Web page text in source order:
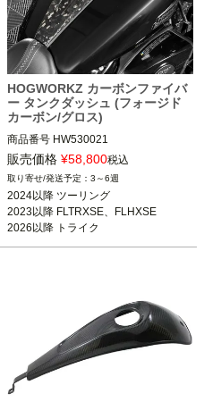
HOGWORKZ カーボンファイバ
ー タンクダッシュ (フォージド
カーボン/グロス)
商品番号 HW530021
販売価格 ¥58,800税込
3～6週
2024以降 ツーリング
2023以降 FLTRXSE、FLHXSE
2026以降 トライク